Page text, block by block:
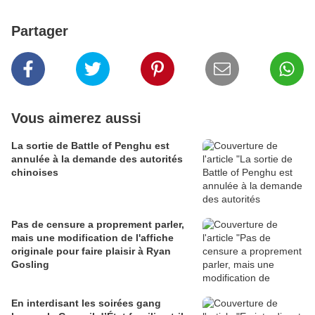
Partager
Vous aimerez aussi
La sortie de Battle of Penghu est
annulée à la demande des autorités
chinoises
Pas de censure a proprement parler,
mais une modification de l'affiche
originale pour faire plaisir à Ryan
Gosling
En interdisant les soirées gang